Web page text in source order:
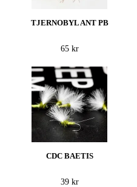
TJERNOBYL ANT PB
65 kr
CDC BAETIS
39 kr